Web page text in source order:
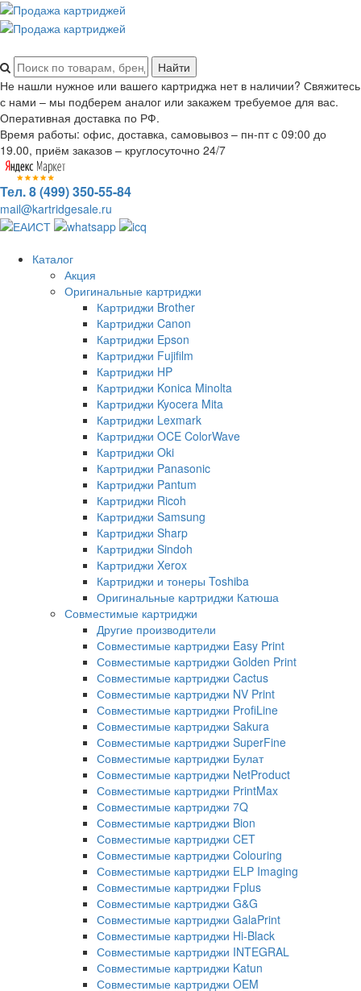
Не нашли нужное или вашего картриджа нет в наличии? Свяжитесь
с нами – мы подберем аналог или закажем требуемое для вас.
Оперативная доставка по РФ.
Время работы: офис, доставка, самовывоз – пн-пт с 09:00 до
19.00, приём заказов – круглосуточно 24/7
Тел. 8 (499) 350-55-84
mail@kartridgesale.ru
Каталог
Акция
Оригинальные картриджи
Картриджи Brother
Картриджи Canon
Картриджи Epson
Картриджи Fujifilm
Картриджи HP
Картриджи Konica Minolta
Картриджи Kyocera Mita
Картриджи Lexmark
Картриджи OCE ColorWave
Картриджи Oki
Картриджи Panasonic
Картриджи Pantum
Картриджи Ricoh
Картриджи Samsung
Картриджи Sharp
Картриджи Sindoh
Картриджи Xerox
Картриджи и тонеры Toshiba
Оригинальные картриджи Катюша
Совместимые картриджи
Другие производители
Совместимые картриджи Easy Print
Совместимые картриджи Golden Print
Совместимые картриджи Cactus
Совместимые картриджи NV Print
Совместимые картриджи ProfiLine
Совместимые картриджи Sakura
Совместимые картриджи SuperFine
Совместимые картриджи Булат
Совместимые картриджи NetProduct
Совместимые картриджи PrintMax
Совместимые картриджи 7Q
Совместимые картриджи Bion
Совместимые картриджи CET
Совместимые картриджи Colouring
Совместимые картриджи ELP Imaging
Совместимые картриджи Fplus
Совместимые картриджи G&G
Совместимые картриджи GalaPrint
Совместимые картриджи Hi-Black
Совместимые картриджи INTEGRAL
Совместимые картриджи Katun
Совместимые картриджи OEM